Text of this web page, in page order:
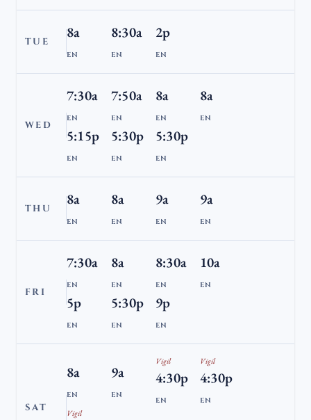
TUE
8a
EN
8:30a
EN
2p
EN
WED
7:30a
EN
7:50a
EN
8a
EN
8a
EN
5:15p
EN
5:30p
EN
5:30p
EN
THU
8a
EN
8a
EN
9a
EN
9a
EN
FRI
7:30a
EN
8a
EN
8:30a
EN
10a
EN
5p
EN
5:30p
EN
9p
EN
SAT
8a
EN
9a
EN
Vigil
4:30p
EN
Vigil
4:30p
EN
Vigil